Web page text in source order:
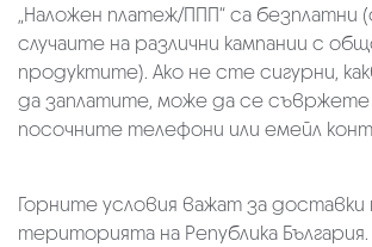
„Наложен платеж/ППП“ са безплатни
случаите на различни кампании с
продуктите). Ако не сте сигурни,
да заплатите, може да се съвржете
посочните телефони или емейл
Горните условия важат за доставки
територията на Република България.